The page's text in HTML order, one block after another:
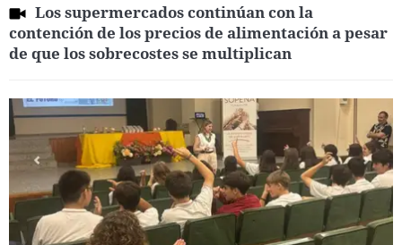
Los supermercados continúan con la
contención de los precios de alimentación a pesar
de que los sobrecostes se multiplican